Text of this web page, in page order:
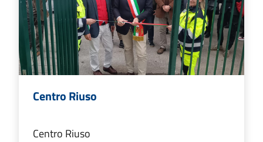
Centro Riuso
Centro Riuso